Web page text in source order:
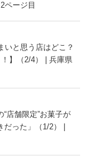
ページ目
と思う店はどこ？
】（2/4） | 兵庫県
“店舗限定”お菓子が
った」（1/2） |